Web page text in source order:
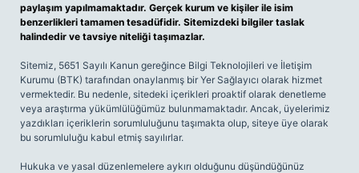
paylaşım yapılmamaktadır. Gerçek kurum ve kişiler ile isim
benzerlikleri tamamen tesadüfidir. Sitemizdeki bilgiler taslak
halindedir ve tavsiye niteliği taşımazlar.
Sitemiz, 5651 Sayılı Kanun gereğince Bilgi Teknolojileri ve İletişim
Kurumu (BTK) tarafından onaylanmış bir Yer Sağlayıcı olarak hizmet
vermektedir. Bu nedenle, sitedeki içerikleri proaktif olarak denetleme
veya araştırma yükümlülüğümüz bulunmamaktadır. Ancak, üyelerimiz
yazdıkları içeriklerin sorumluluğunu taşımakta olup, siteye üye olarak
bu sorumluluğu kabul etmiş sayılırlar.
Hukuka ve yasal düzenlemelere aykırı olduğunu düşündüğünüz